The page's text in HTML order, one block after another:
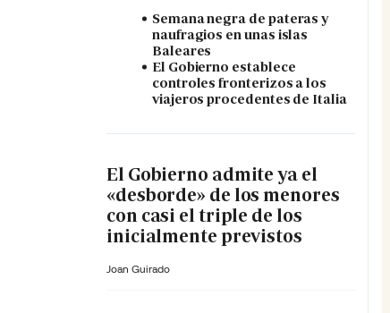
Semana negra de pateras y
naufragios en unas islas
Baleares
El Gobierno establece
controles fronterizos a los
viajeros procedentes de Italia
El Gobierno admite ya el
«desborde» de los menores
con casi el triple de los
inicialmente previstos
Joan Guirado